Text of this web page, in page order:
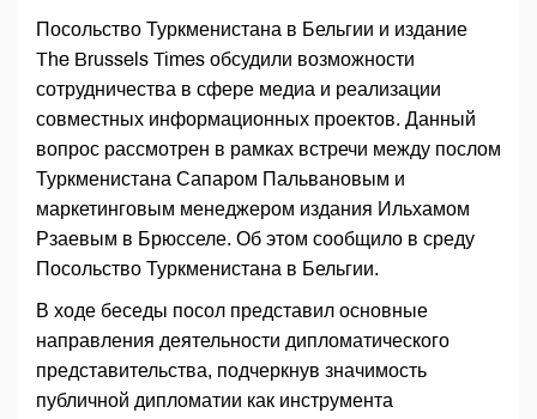
Посольство Туркменистана в Бельгии и издание
The Brussels Times обсудили возможности
сотрудничества в сфере медиа и реализации
совместных информационных проектов. Данный
вопрос рассмотрен в рамках встречи между послом
Туркменистана Сапаром Пальвановым и
маркетинговым менеджером издания Ильхамом
Рзаевым в Брюсселе. Об этом сообщило в среду
Посольство Туркменистана в Бельгии.
В ходе беседы посол представил основные
направления деятельности дипломатического
представительства, подчеркнув значимость
публичной дипломатии как инструмента